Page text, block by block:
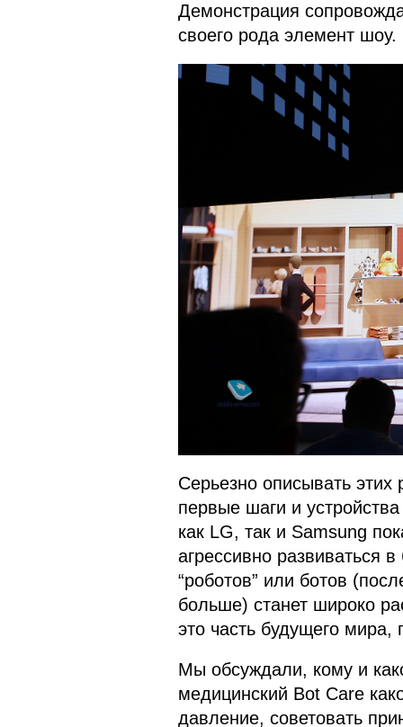
Демонстрация
своего рода элемент шоу.
Серьезно описывать этих
первые шаги и
как LG, так и Samsung
агрессивно развиваться
“роботов” или ботов
больше) станет широко
это часть будущего мира,
Мы обсуждали, кому и
медицинский Bot Care
давление, советовать